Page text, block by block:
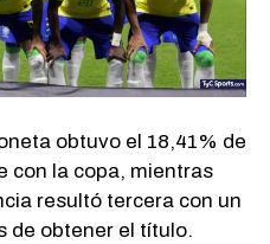
obtuvo el 18,41% de
con la copa, mientras
resultó tercera con un
de obtener el título.